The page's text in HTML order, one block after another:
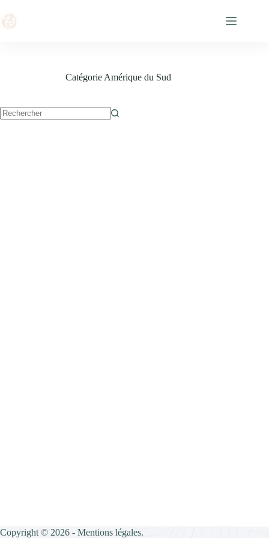
au
contenu
Catégorie Amérique du Sud
Copyright © 2026 - Mentions légales.